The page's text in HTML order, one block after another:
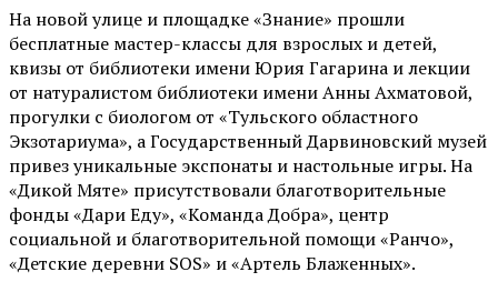
На новой улице и площадке «Знание» прошли
бесплатные мастер-классы для взрослых и детей,
квизы от библиотеки имени Юрия Гагарина и лекции
от натуралистом библиотеки имени Анны Ахматовой,
прогулки с биологом от «Тульского областного
Экзотариума», а Государственный Дарвиновский музей
привез уникальные экспонаты и настольные игры. На
«Дикой Мяте» присутствовали благотворительные
фонды «Дари Еду», «Команда Добра», центр
социальной и благотворительной помощи «Ранчо»,
«Детские деревни SOS» и «Артель Блаженных».